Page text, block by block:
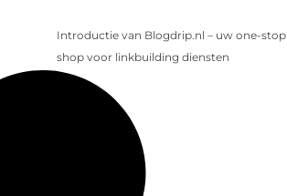
Introductie van Blogdrip.nl – uw one-stop
shop voor linkbuilding diensten